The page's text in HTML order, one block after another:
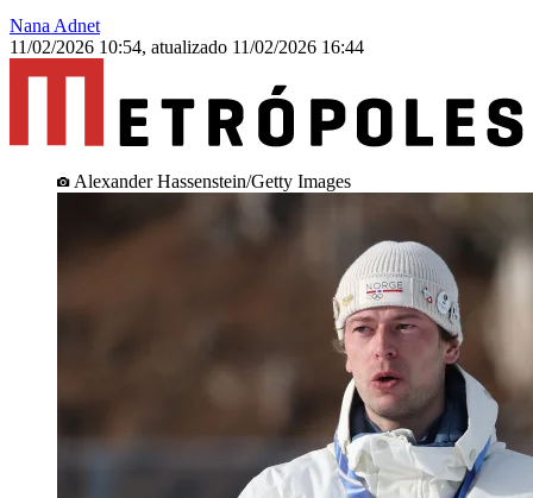
Nana Adnet
11/02/2026 10:54, atualizado 11/02/2026 16:44
Alexander Hassenstein/Getty Images